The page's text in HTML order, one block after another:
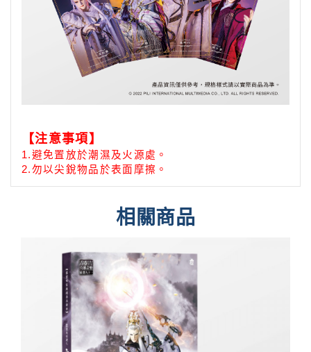
【注意事項】
1.避免置放於潮濕及火源處。
2.勿以尖銳物品於表面摩擦。
相關商品